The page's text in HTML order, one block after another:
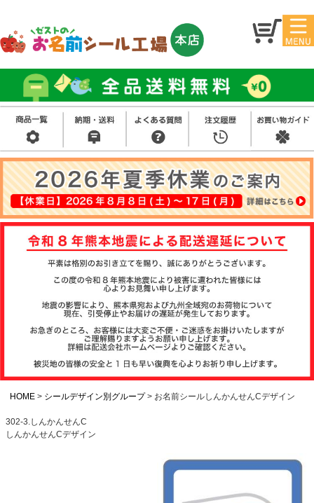
マイ
ジ
お名
前シ
ール
アイ
ロン
シー
ル
お買
い得
セッ
ト
スタ
ンプ
その
他
注文履歴
て
HOME シールデザイン別グループ お名前シールしんかんせんCデザイン
302-3.しんかんせんC
しんかんせんCデザイン